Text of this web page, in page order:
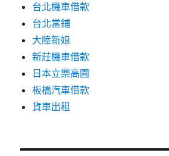
台北機車借款
台北當鋪
大陸新娘
新莊機車借款
日本立樂高園
板橋汽車借款
貨車出租